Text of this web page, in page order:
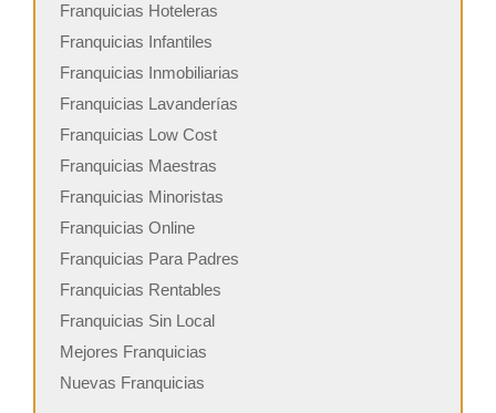
Franquicias Hoteleras
Franquicias Infantiles
Franquicias Inmobiliarias
Franquicias Lavanderías
Franquicias Low Cost
Franquicias Maestras
Franquicias Minoristas
Franquicias Online
Franquicias Para Padres
Franquicias Rentables
Franquicias Sin Local
Mejores Franquicias
Nuevas Franquicias